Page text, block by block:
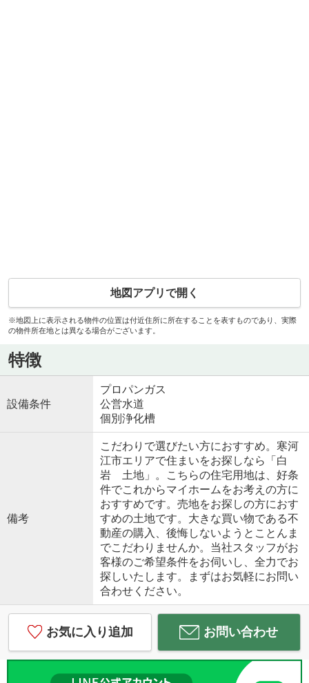
地図アプリで開く
※地図上に表示される物件の位置は付近住所に所在することを表すものであり、実際
の物件所在地とは異なる場合がございます。
特徴
設備条件
プロパンガス
公営水道
個別浄化槽
備考
こだわりで選びたい方におすすめ。寒河
江市エリアで住まいをお探しなら「白
岩 土地」。こちらの住宅用地は、好条
件でこれからマイホームをお考えの方に
おすすめです。売地をお探しの方におす
すめの土地です。大きな買い物である不
動産の購入、後悔しないようとことんま
でこだわりませんか。当社スタッフがお
客様のご希望条件をお伺いし、全力でお
探しいたします。まずはお気軽にお問い
合わせください。
お気に入り追加 お問い合わせ